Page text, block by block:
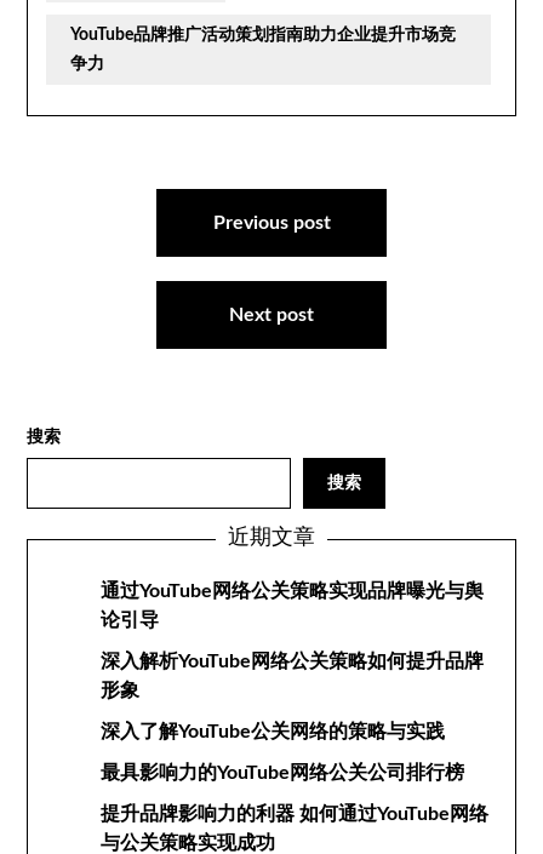
YouTube品牌推广活动策划指南助力企业提升市场竞
争力
Previous post
Next post
搜索
搜索
近期文章
通过YouTube网络公关策略实现品牌曝光与舆
论引导
深入解析YouTube网络公关策略如何提升品牌
形象
深入了解YouTube公关网络的策略与实践
最具影响力的YouTube网络公关公司排行榜
提升品牌影响力的利器 如何通过YouTube网络
与公关策略实现成功